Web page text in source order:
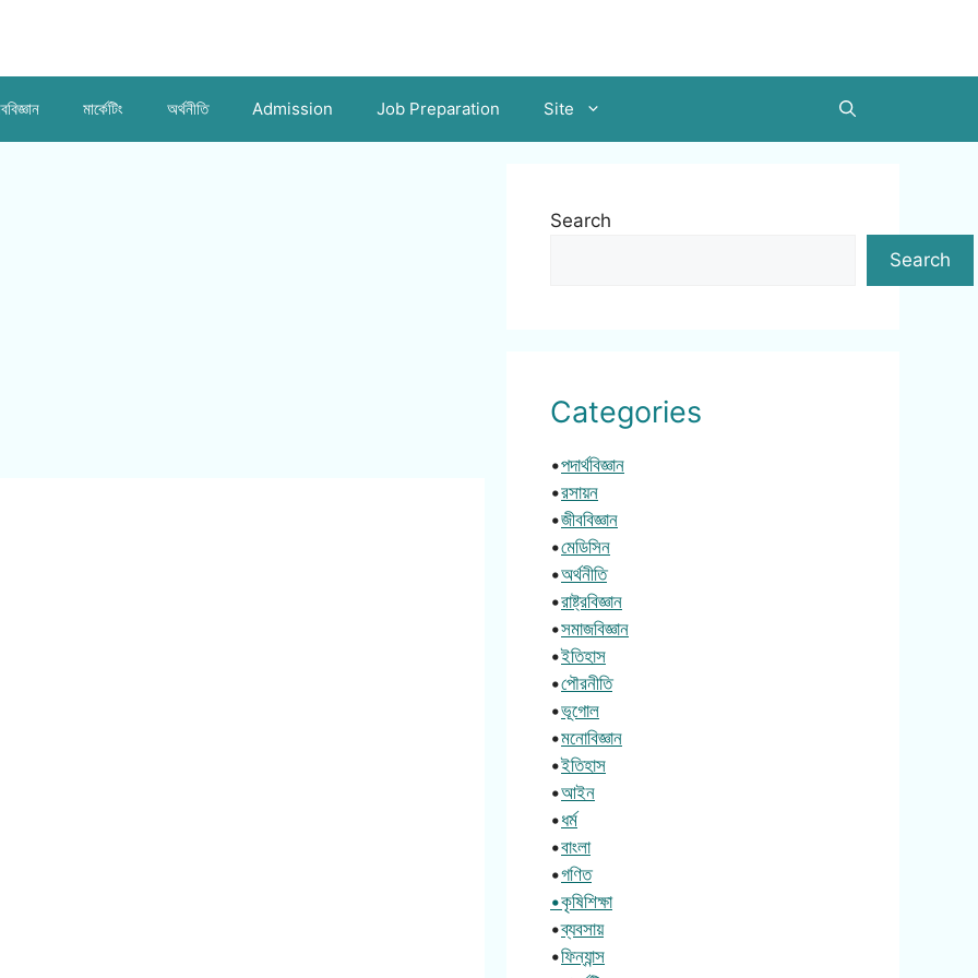
মার্কেটিং অর্থনীতি Admission Job Preparation Site
Search
Search
Categories
•পদার্থবিজ্ঞান
•রসায়ন
•জীববিজ্ঞান
•মেডিসিন
•অর্থনীতি
•রাষ্ট্রবিজ্ঞান
•সমাজবিজ্ঞান
•ইতিহাস
•পৌরনীতি
•ভূগোল
•মনোবিজ্ঞান
•ইতিহাস
•আইন
•ধর্ম
•বাংলা
•গণিত
•কৃষিশিক্ষা
•ব্যবসায়
•ফিন্যান্স